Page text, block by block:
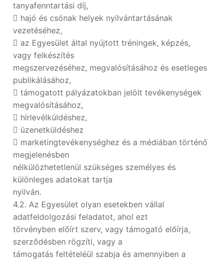
tanyafenntartási díj,
 hajó és csónak helyek nyilvántartásának
vezetéséhez,
 az Egyesület által nyújtott tréningek, képzés,
vagy felkészítés
megszervezéséhez, megvalósításához és esetleges
publikálásához,
 támogatott pályázatokban jelölt tevékenységek
megvalósításához,
 hírlevélküldéshez,
 üzenetküldéshez
 marketingtevékenységhez és a médiában történő
megjelenésben
nélkülözhetetlenül szükséges személyes és
különleges adatokat tartja
nyilván.
4.2. Az Egyesület olyan esetekben vállal
adatfeldolgozási feladatot, ahol ezt
törvényben előírt szerv, vagy támogató előírja,
szerződésben rögzíti, vagy a
támogatás feltételéül szabja és amennyiben a